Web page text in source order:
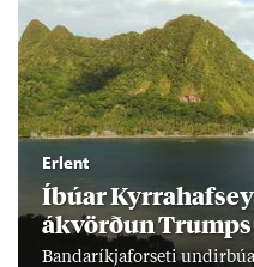
Erlent
Íbú­ar
ákvörð­un Trumps
Banda­ríkja­for­seti